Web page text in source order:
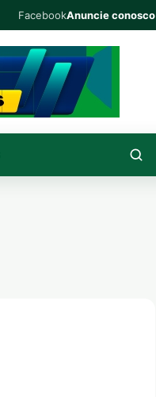
FacebookAnuncie conosco